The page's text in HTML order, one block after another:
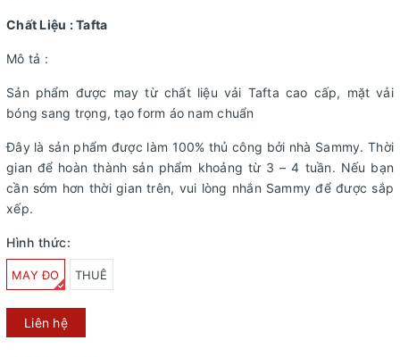
Chất Liệu : Tafta
Mô tả :
Sản phẩm được may từ chất liệu vải Tafta cao cấp, mặt vải
bóng sang trọng, tạo form áo nam chuẩn
Đây là sản phẩm được làm 100% thủ công bởi nhà Sammy. Thời
gian để hoàn thành sản phẩm khoảng từ 3 – 4 tuần. Nếu bạn
cần sớm hơn thời gian trên, vui lòng nhắn Sammy để được sắp
xếp.
Hình thức:
MAY ĐO THUÊ
Liên hệ